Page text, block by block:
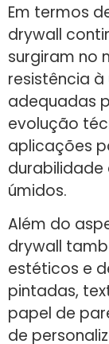
Em termos
drywall
surgiram no
resistência
adequadas
evolução
aplicações
durabilidade
úmidos.
Além do
drywall
estéticos e
pintadas,
papel de
de